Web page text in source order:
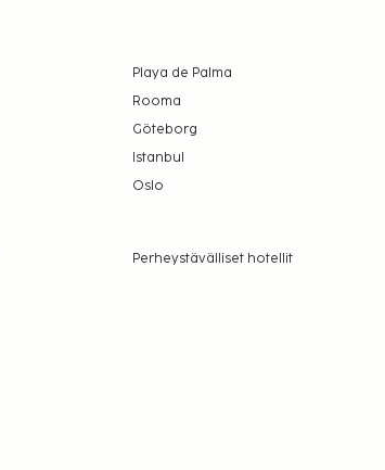
Playa de Palma
Rooma
Göteborg
Istanbul
Oslo
Perheystävälliset hotellit